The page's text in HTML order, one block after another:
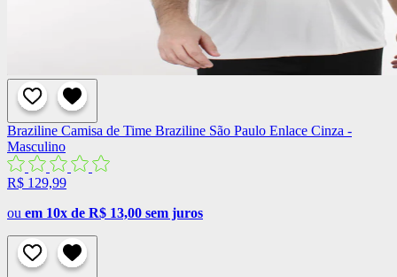
Braziline Camisa de Time Braziline São Paulo Enlace Cinza -
Masculino
R$ 129,99
ou em 10x de R$ 13,00 sem juros